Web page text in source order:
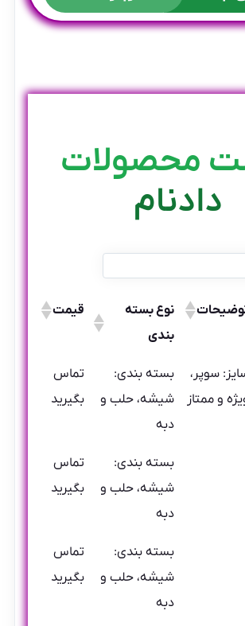
محصولات
دادنام
نوع بسته
بندی
قیمت
سوپر،
و ممتاز
بسته بندی:
شیشه، حلب و
دبه
تماس
بگیرید
بسته بندی:
شیشه، حلب و
دبه
تماس
بگیرید
بسته بندی:
شیشه، حلب و
دبه
تماس
بگیرید